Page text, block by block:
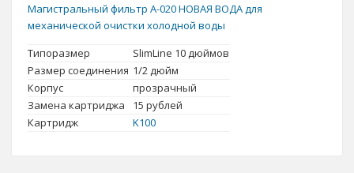
Магистральный фильтр А-020 НОВАЯ ВОДА для
механической очистки холодной воды
Типоразмер
SlimLine 10 дюймов
Размер соединения 1/2 дюйм
Корпус
прозрачный
Замена картриджа
15 рублей
Картридж
K100